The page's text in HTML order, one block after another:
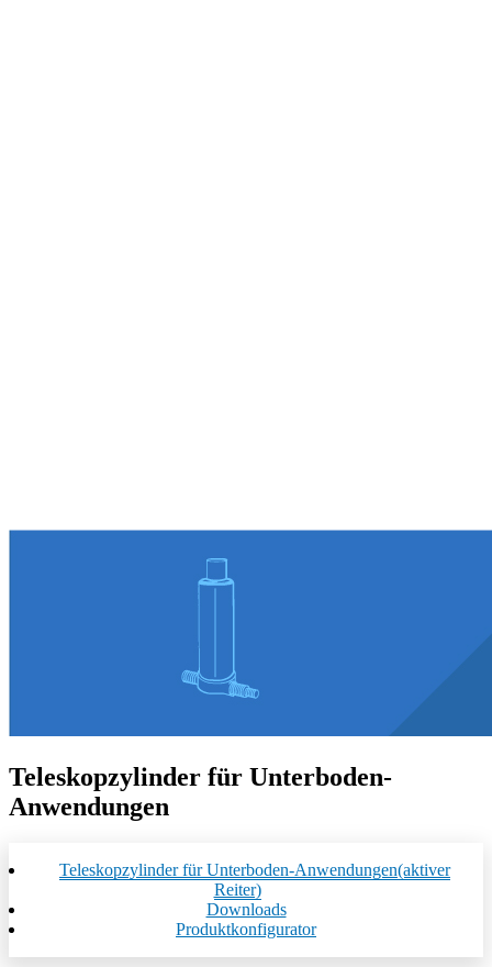
Teleskopzylinder für Unterboden-
Anwendungen
Teleskopzylinder für Unterboden-Anwendungen(aktiver
Reiter)
Downloads
Produktkonfigurator